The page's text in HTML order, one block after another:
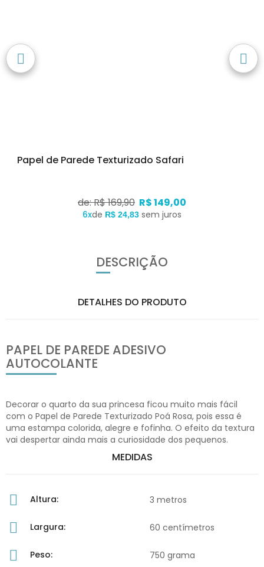
Papel de Parede Texturizado Safari
de: R$ 169,90 R$ 149,00
6xde R$ 24,83 sem juros
DESCRIÇÃO
DETALHES DO PRODUTO
PAPEL DE PAREDE ADESIVO
AUTOCOLANTE
Decorar o quarto da sua princesa ficou muito mais fácil
com o Papel de Parede Texturizado Poá Rosa, pois essa é
uma estampa colorida, alegre e fofinha. O efeito da textura
vai despertar ainda mais a curiosidade dos pequenos.
MEDIDAS
Altura: 3 metros
Largura: 60 centímetros
Peso: 750 grama